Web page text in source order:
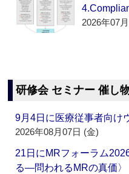
2026年07
研修会 セミナー 催し
9月4日に医療従事者向
2026年08月07日 (金)
21日にMRフォーラム
る―問われるMRの真価